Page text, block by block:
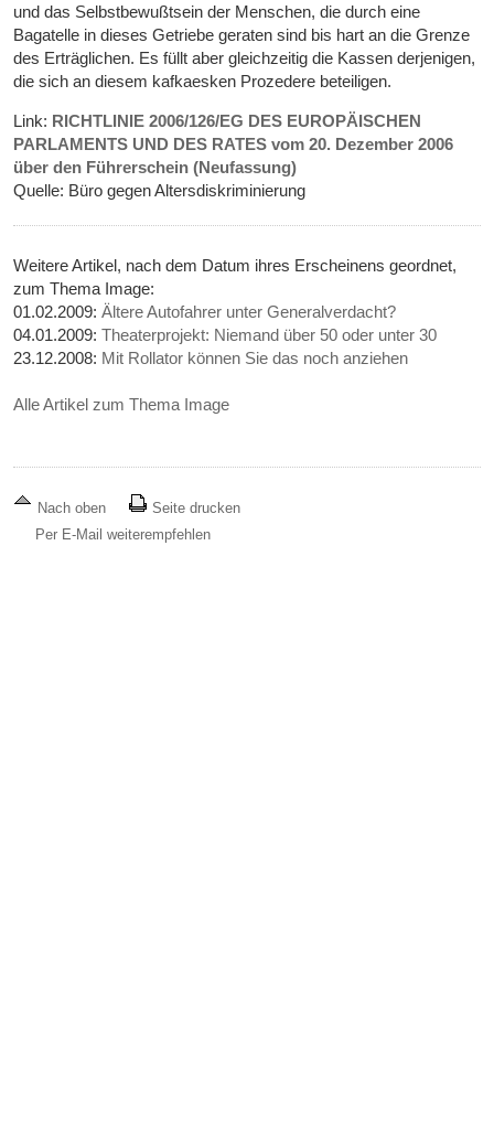
und das Selbstbewußtsein der Menschen, die durch eine
Bagatelle in dieses Getriebe geraten sind bis hart an die Grenze
des Erträglichen. Es füllt aber gleichzeitig die Kassen derjenigen,
die sich an diesem kafkaesken Prozedere beteiligen.
Link: RICHTLINIE 2006/126/EG DES EUROPÄISCHEN
PARLAMENTS UND DES RATES vom 20. Dezember 2006
über den Führerschein (Neufassung)
Quelle: Büro gegen Altersdiskriminierung
Weitere Artikel, nach dem Datum ihres Erscheinens geordnet,
zum Thema Image:
01.02.2009:Ältere Autofahrer unter Generalverdacht?
04.01.2009:Theaterprojekt: Niemand über 50 oder unter 30
23.12.2008: Mit Rollator können Sie das noch anziehen
Alle Artikel zum Thema Image
Nach oben
Seite drucken
Per E-Mail weiterempfehlen